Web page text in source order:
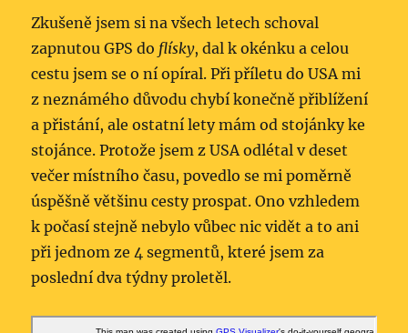
Zkušeně jsem si na všech letech schoval
zapnutou GPS do flísky, dal k okénku a celou
cestu jsem se o ní opíral. Při příletu do USA mi
z neznámého důvodu chybí konečně přiblížení
a přistání, ale ostatní lety mám od stojánky ke
stojánce. Protože jsem z USA odlétal v deset
večer místního času, povedlo se mi poměrně
úspěšně většinu cesty prospat. Ono vzhledem
k počasí stejně nebylo vůbec nic vidět a to ani
při jednom ze 4 segmentů, které jsem za
poslední dva týdny proletěl.